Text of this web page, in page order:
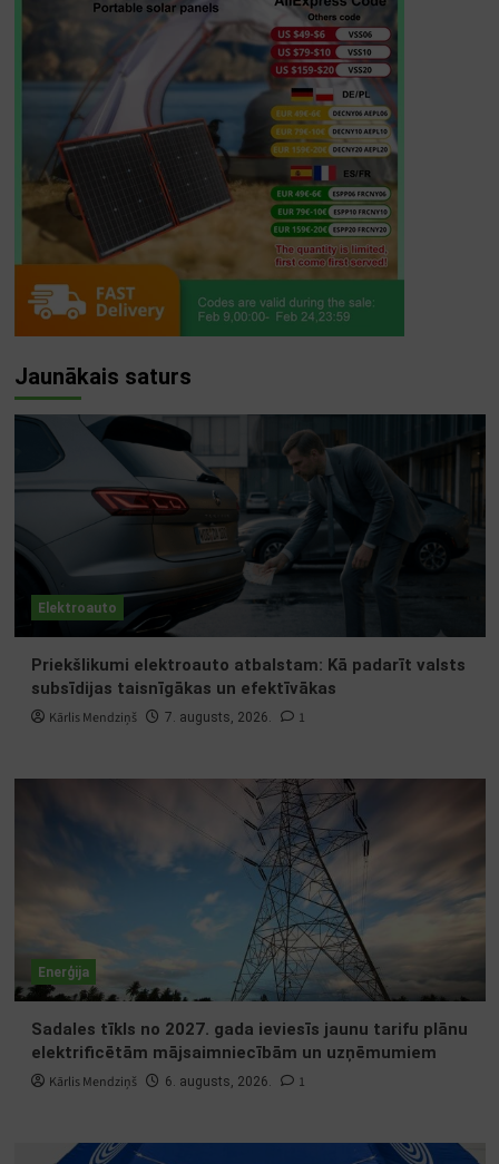
Jaunākais saturs
Elektroauto
Priekšlikumi elektroauto atbalstam: Kā padarīt valsts
subsīdijas taisnīgākas un efektīvākas
Kārlis Mendziņš 7. augusts, 2026. 1
Enerģija
Sadales tīkls no 2027. gada ieviesīs jaunu tarifu plānu
elektrificētām mājsaimniecībām un uzņēmumiem
Kārlis Mendziņš 6. augusts, 2026. 1